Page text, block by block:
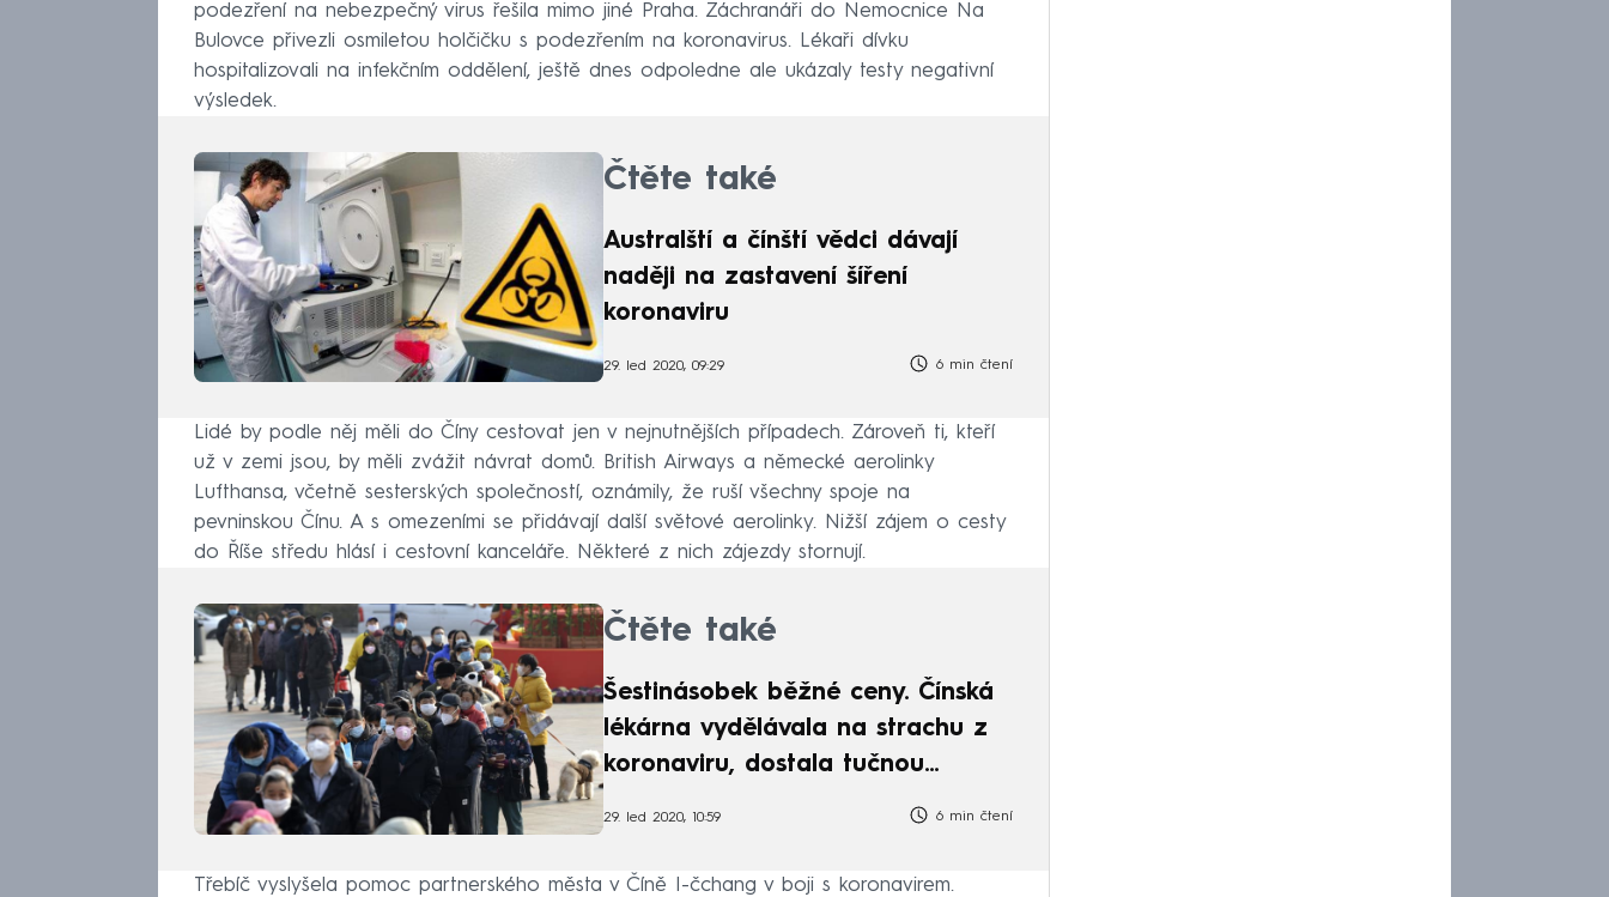
podezření na nebezpečný virus řešila mimo jiné Praha. Záchranáři do Nemocnice Na
Bulovce přivezli osmiletou holčičku s podezřením na koronavirus. Lékaři dívku
hospitalizovali na infekčním oddělení, ještě dnes odpoledne ale ukázaly testy negativní
výsledek.
Čtěte také
Australští a čínští vědci dávají
naději na zastavení šíření
koronaviru
29. led 2020, 09:29 6 min čtení
Lidé by podle něj měli do Číny cestovat jen v nejnutnějších případech. Zároveň ti, kteří
už v zemi jsou, by měli zvážit návrat domů. British Airways a německé aerolinky
Lufthansa, včetně sesterských společností, oznámily, že ruší všechny spoje na
pevninskou Čínu. A s omezeními se přidávají další světové aerolinky. Nižší zájem o cesty
do Říše středu hlásí i cestovní kanceláře. Některé z nich zájezdy stornují.
Čtěte také
Šestinásobek běžné ceny. Čínská
lékárna vydělávala na strachu z
koronaviru, dostala tučnou
29. led 2020, 10:59 6 min čtení
Třebíč vyslyšela pomoc partnerského města v Číně I-čchang v boji s koronavirem.